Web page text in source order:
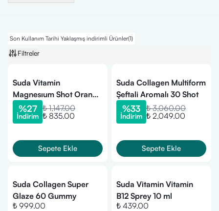
Son Kullanım Tarihi Yaklaşmış indirimli Ürünler(1)
Filtreler
Suda Vitamin
Magnesıum Shot Orange
25 Ml 20 Shot
%27
İndirim
₺ 1,147.00
₺ 835.00
Sepete Ekle
Suda Collagen Multiform
Şeftali Aromalı 30 Shot
%33
İndirim
₺ 3,060.00
₺ 2,049.00
Sepete Ekle
Suda Collagen Super
Glaze 60 Gummy
₺ 999.00
Suda Vitamin Vitamin
B12 Sprey 10 ml
₺ 439.00